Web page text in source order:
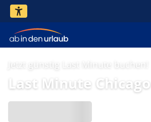
Jetzt günstig Last Minute buchen!
Last Minute Chicago